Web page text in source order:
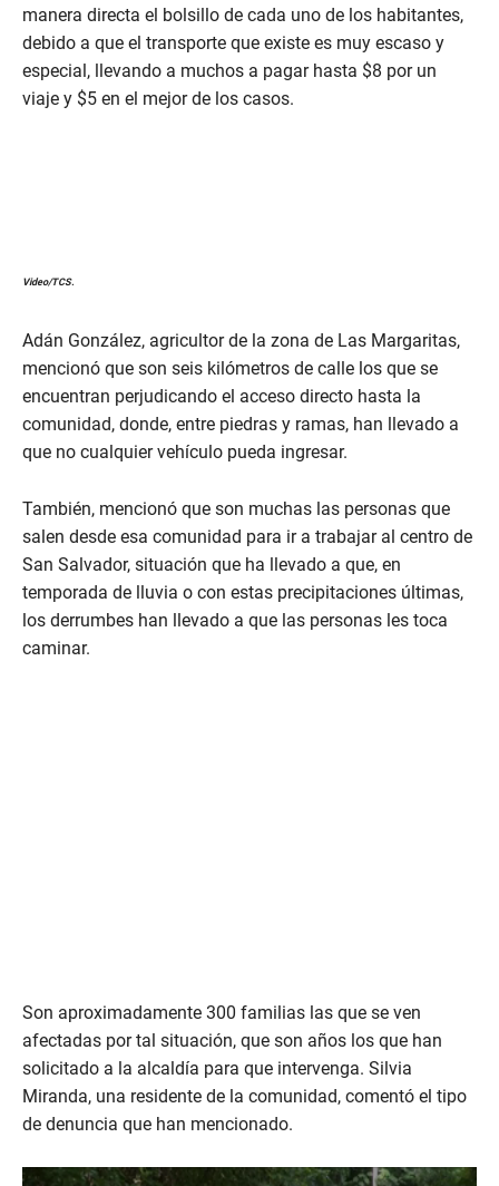
manera directa el bolsillo de cada uno de los habitantes,
debido a que el transporte que existe es muy escaso y
especial, llevando a muchos a pagar hasta $8 por un
viaje y $5 en el mejor de los casos.
Video/TCS.
Adán González, agricultor de la zona de Las Margaritas,
mencionó que son seis kilómetros de calle los que se
encuentran perjudicando el acceso directo hasta la
comunidad, donde, entre piedras y ramas, han llevado a
que no cualquier vehículo pueda ingresar.
También, mencionó que son muchas las personas que
salen desde esa comunidad para ir a trabajar al centro de
San Salvador, situación que ha llevado a que, en
temporada de lluvia o con estas precipitaciones últimas,
los derrumbes han llevado a que las personas les toca
caminar.
Son aproximadamente 300 familias las que se ven
afectadas por tal situación, que son años los que han
solicitado a la alcaldía para que intervenga. Silvia
Miranda, una residente de la comunidad, comentó el tipo
de denuncia que han mencionado.